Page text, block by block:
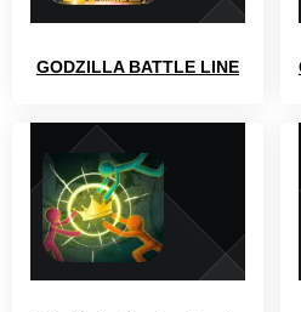
GODZILLA BATTLE LINE